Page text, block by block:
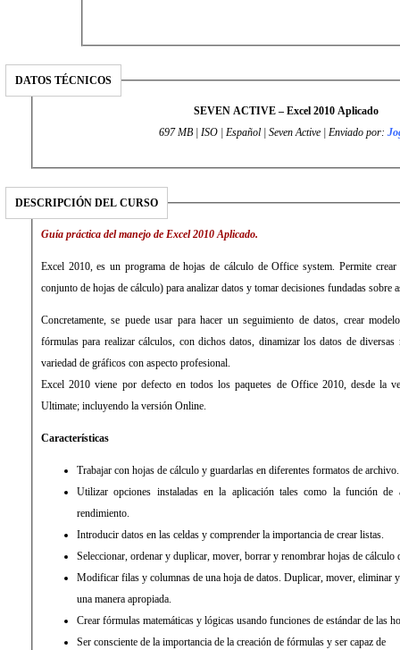
DATOS TÉCNICOS
SEVEN ACTIVE – Excel 2010 Aplicado
697 MB | ISO | Español | Seven Active | Enviado por:
DESCRIPCIÓN DEL CURSO
Guía práctica del manejo de Excel 2010 Aplicado.
Excel 2010, es un programa de hojas de cálculo de Office system. Permite
conjunto de hojas de cálculo) para analizar datos y tomar decisiones fundadas sobre
Concretamente, se puede usar para hacer un seguimiento de datos, crear
fórmulas para realizar cálculos, con dichos datos, dinamizar los datos de diversas
variedad de gráficos con aspecto profesional.
Excel 2010 viene por defecto en todos los paquetes de Office 2010, desde la
Ultimate; incluyendo la versión Online.
Características
Trabajar con hojas de cálculo y guardarlas en diferentes formatos de archivo.
Utilizar opciones instaladas en la aplicación tales como la función de
rendimiento.
Introducir datos en las celdas y comprender la importancia de crear listas.
Seleccionar, ordenar y duplicar, mover, borrar y renombrar hojas de cálculo
Modificar filas y columnas de una hoja de datos. Duplicar, mover, eliminar y renombrar hojas de cálculo de
una manera apropiada.
Crear fórmulas matemáticas y lógicas usando funciones de estándar de las
Ser consciente de la importancia de la creación de fórmulas y ser capaz de